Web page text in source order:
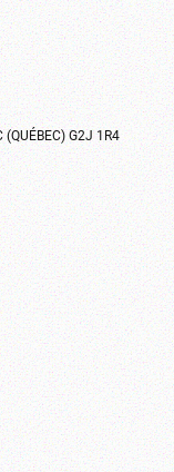
(QUÉBEC) G2J 1R4